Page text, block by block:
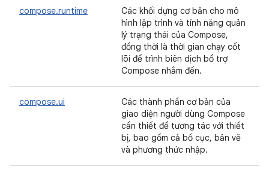
compose.runtime
Các khối dựng cơ bản cho mô
hình lập trình và tính năng quản
lý trạng thái của Compose,
đồng thời là thời gian chạy cốt
lõi để trình biên dịch bổ trợ
Compose nhắm đến.
compose.ui
Các thành phần cơ bản của
giao diện người dùng Compose
cần thiết để tương tác với thiết
bị, bao gồm cả bố cục, bản vẽ
và phương thức nhập.